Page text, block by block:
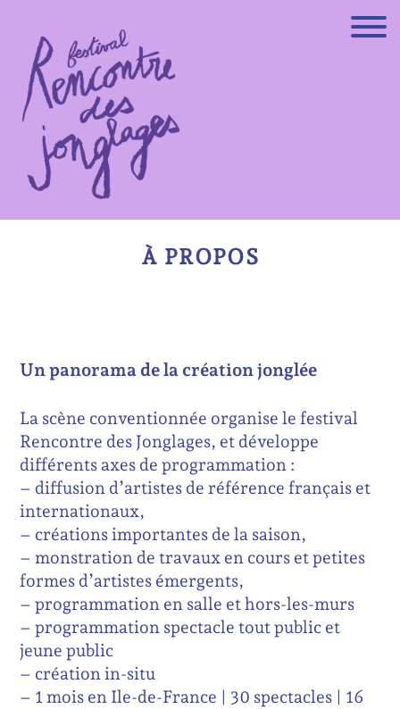
content
À PROPOS
Un panorama de la création jonglée
La scène conventionnée organise le festival
Rencontre des Jonglages, et développe
différents axes de programmation :
– diffusion d’artistes de référence français et
internationaux,
– créations importantes de la saison,
– monstration de travaux en cours et petites
formes d’artistes émergents,
– programmation en salle et hors-les-murs
– programmation spectacle tout public et
jeune public
– création in-situ
– 1 mois en Ile-de-France | 30 spectacles | 16